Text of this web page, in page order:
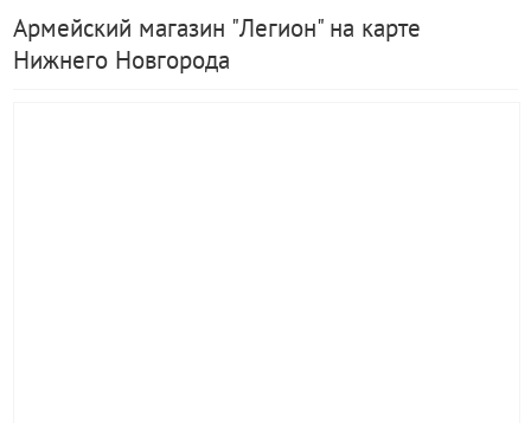
Армейский магазин "Легион" на карте
Нижнего Новгорода